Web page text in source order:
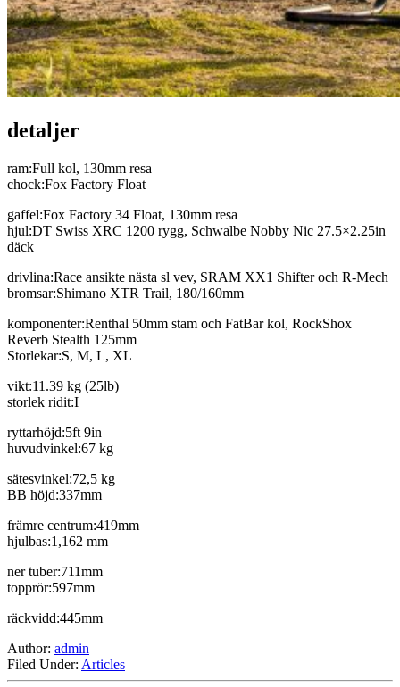
detaljer
ram:Full kol, 130mm resa
chock:Fox Factory Float
gaffel:Fox Factory 34 Float, 130mm resa
hjul:DT Swiss XRC 1200 rygg, Schwalbe Nobby Nic 27.5×2.25in
däck
drivlina:Race ansikte nästa sl vev, SRAM XX1 Shifter och R-Mech
bromsar:Shimano XTR Trail, 180/160mm
komponenter:Renthal 50mm stam och FatBar kol, RockShox
Reverb Stealth 125mm
Storlekar:S, M, L, XL
vikt:11.39 kg (25lb)
storlek ridit:I
ryttarhöjd:5ft 9in
huvudvinkel:67 kg
sätesvinkel:72,5 kg
BB höjd:337mm
främre centrum:419mm
hjulbas:1,162 mm
ner tuber:711mm
topprör:597mm
räckvidd:445mm
Author: admin
Filed Under: Articles